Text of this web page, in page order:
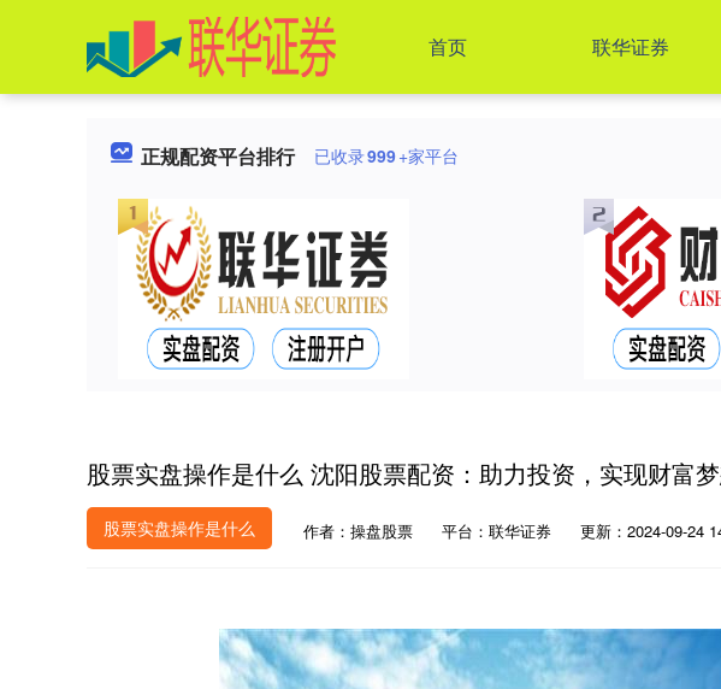
首页 联华证券
正规配资平台排行 已收录999+家平台
股票实盘操作是什么 沈阳股票配资：助力投资，实现财富
股票实盘操作是什么 作者：操盘股票 平台：联华证券 更新：2024-09-24